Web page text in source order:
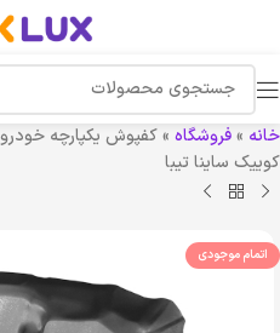
خانه »فروشگاه »کفپوش یکپارچه
کوییک ساینا تیبا
اتمام موجودی